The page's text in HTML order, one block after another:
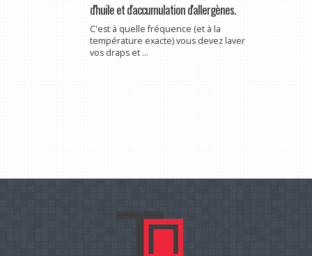
d'huile et d'accumulation d'allergènes.
C'est à quelle fréquence (et à la
température exacte) vous devez laver
vos draps et ...